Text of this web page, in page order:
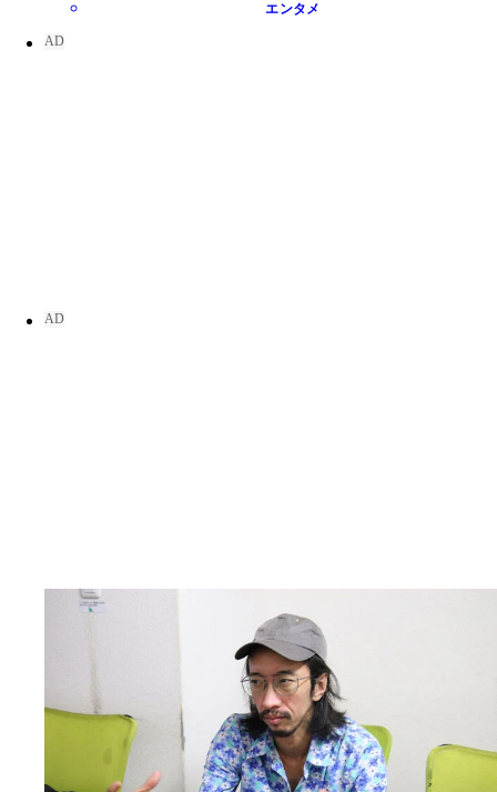
エンタメ